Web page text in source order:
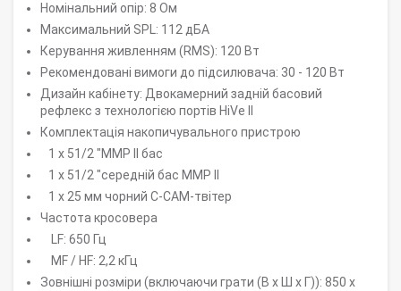
Номінальний опір: 8 Ом
Максимальний SPL: 112 дБА
Керування живленням (RMS): 120 Вт
Рекомендовані вимоги до підсилювача: 30 - 120 Вт
Дизайн кабінету: Двокамерний задній басовий
рефлекс з технологією портів HiVe II
Комплектація накопичувального пристрою
1 x 51/2 "MMP II бас
1 x 51/2 "середній бас MMP II
1 x 25 мм чорний C-CAM-твітер
Частота кросовера
LF: 650 Гц
MF / HF: 2,2 кГц
Зовнішні розміри (включаючи грати (В x Ш x Г)): 850 x